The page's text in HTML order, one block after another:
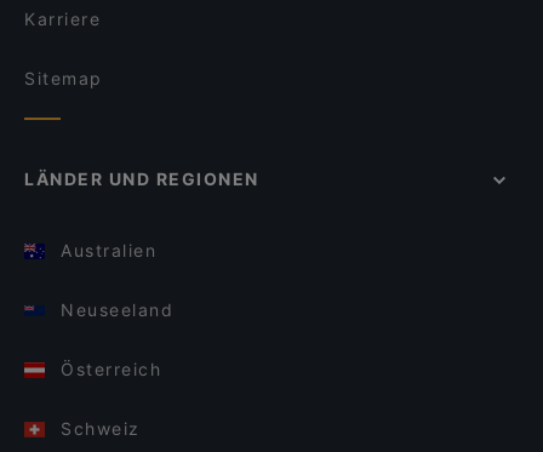
Karriere
Sitemap
LÄNDER UND REGIONEN
Australien
Neuseeland
Österreich
Schweiz